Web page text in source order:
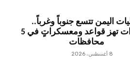
اليمن تتسع جنوباً وغرباً..
انفجارات تهز قواعد ومعسكراتٍ في 5
محافظات
8 أغسطس، 2026